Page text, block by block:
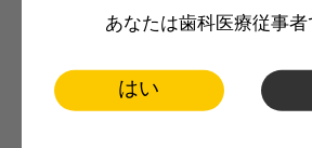
あなたは歯科医療従事者
はい